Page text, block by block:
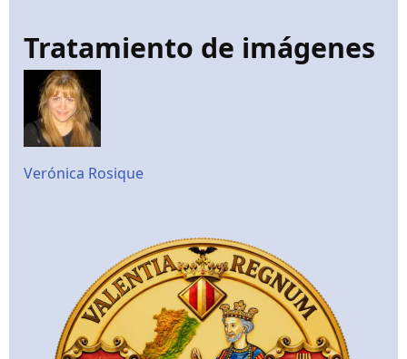
Tratamiento de imágenes
Verónica Rosique